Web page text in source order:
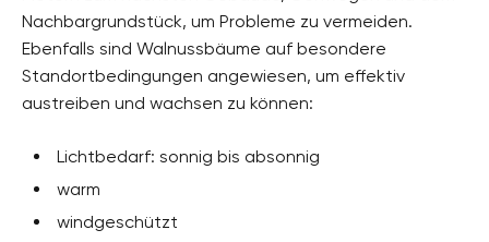
Nachbargrundstück, um Probleme zu vermeiden.
Ebenfalls sind Walnussbäume auf besondere
Standortbedingungen angewiesen, um effektiv
austreiben und wachsen zu können:
Lichtbedarf: sonnig bis absonnig
warm
windgeschützt